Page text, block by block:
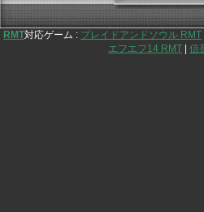
RMT対応ゲーム : ブレイドアンドソウル RMT
エフエフ14 RMT
信